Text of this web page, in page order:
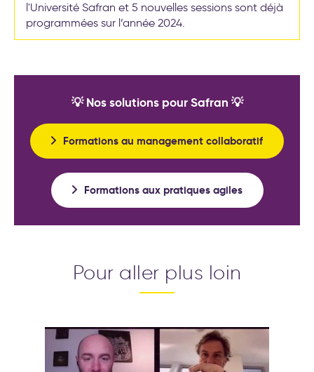
l'Université Safran et 5 nouvelles sessions sont déjà
programmées sur l’année 2024.
💡 Nos solutions pour Safran 💡
Formations au management collaboratif
Formations aux pratiques agiles
Pour aller plus loin